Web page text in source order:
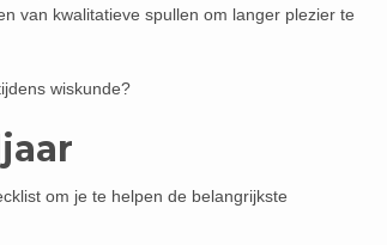
van kwalitatieve spullen om langer plezier te
wiskunde?
om je te helpen de belangrijkste